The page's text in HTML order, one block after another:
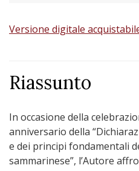
Versione digitale
Riassunto
In occasione della
anniversario della
e dei principi fondamentali
sammarinese”, l’Autore